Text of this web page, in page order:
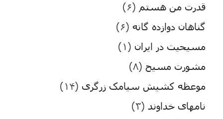
قدرت من هستم (۶)
گناهان دوازده گانه (۶)
مسیحیت در ایران (۱)
مشورت مسیح (۸)
موعظه کشیش سیامک زرگری (۱۴)
نامهای خداوند (۳)